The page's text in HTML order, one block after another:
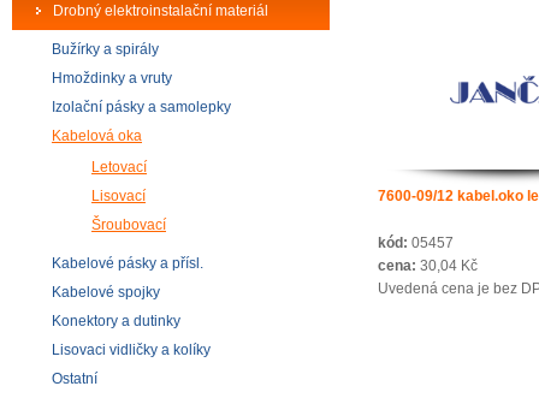
Drobný elektroinstalační materiál
Bužírky a spirály
Hmoždinky a vruty
Izolační pásky a samolepky
Kabelová oka
Letovací
Lisovací
Šroubovací
Kabelové pásky a přísl.
Kabelové spojky
Konektory a dutinky
Lisovaci vidličky a kolíky
Ostatní
7600-09/12 kabel.oko
kód: 05457
cena: 30,04 Kč
Uvedená cena je bez